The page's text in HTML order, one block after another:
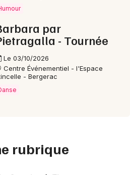
par
- Tournée
Le 03/10/2026
Centre Événementiel - l'Espace
- Bergerac
rubrique